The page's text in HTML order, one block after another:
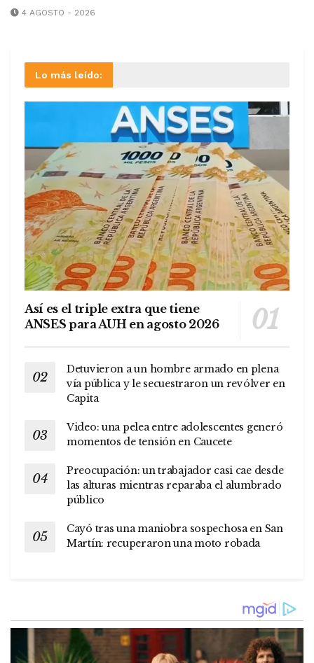
4 AGOSTO - 2026
Lo más leído:
Así es el triple extra que tiene
ANSES para AUH en agosto 2026
Detuvieron a un hombre armado en plena
vía pública y le secuestraron un revólver en
Capita
Video: una pelea entre adolescentes generó
momentos de tensión en Caucete
Preocupación: un trabajador casi cae desde
las alturas mientras reparaba el alumbrado
público
Cayó tras una maniobra sospechosa en San
Martín: recuperaron una moto robada